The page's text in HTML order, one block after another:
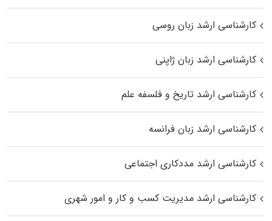
کارشناسی ارشد زبان روسی
کارشناسی ارشد زبان ژاپنی
کارشناسی ارشد تاریخ و فلسفه علم
کارشناسی ارشد زبان فرانسه
کارشناسی ارشد مددکاری اجتماعی
کارشناسی ارشد مدیریت کسب و کار و امور شهری